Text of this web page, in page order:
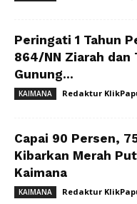
Peringati 1 Tahun
864/NN Ziarah dan
Gunung...
KAIMANA Redaktur
Capai 90 Persen,
Kibarkan Merah
Kaimana
KAIMANA Redaktur